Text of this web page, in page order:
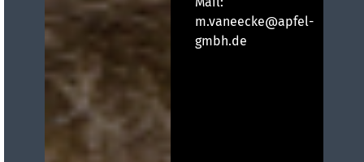
m.vaneecke@apfel-
gmbh.de